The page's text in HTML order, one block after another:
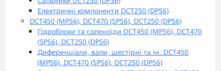
Електричні компоненти DCT250 (DPS6)
DCT450 (MPS6), DCT470 (SPS6), DCT250 (DPS6)
Гідроблоки та соленоїди DCT450 (MPS6), DCT470
(SPS6), DCT250 (DPS6)
Диференціали, вали, шестірні та ін. DCT450
(MPS6), DCT470 (SPS6), DCT250 (DPS6)